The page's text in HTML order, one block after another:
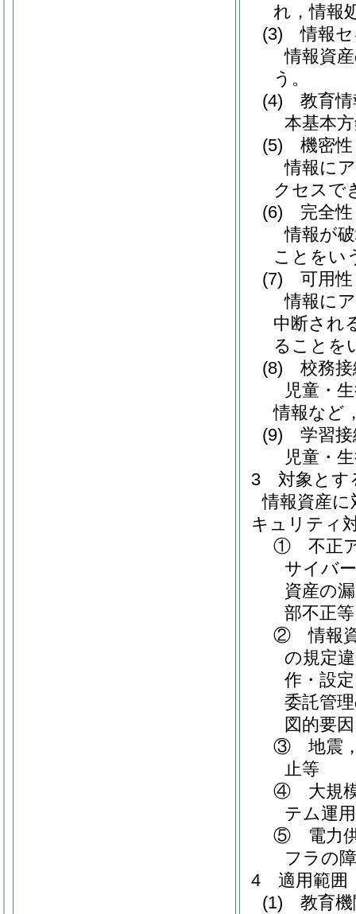
れ，情報
(3) 情報セ
情報資
う。
(4) 教育情
本基本
(5) 機密性
情報に
クセスで
(6) 完全性
情報が
ことをい
(7) 可用性
情報に
中断され
ることを
(8) 校務接
児童・
情報など
(9) 学習接
児童・
3 対象とす
情報資産
キュリティ
① 不正ア
サイバ
資産の
部不正等
② 情報資
の規定
作・設
委託管
図的要
③ 地震，
止等
④ 大規模
テム運
⑤ 電力供
フラの
4 適用範囲
(1) 教育機